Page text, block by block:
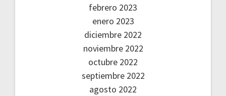
febrero 2023
enero 2023
diciembre 2022
noviembre 2022
octubre 2022
septiembre 2022
agosto 2022